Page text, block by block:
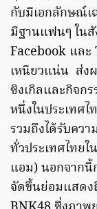
กับมีเอกลักษณ์เ
มีฐานแฟนๆ ใน
Facebook แล
เหนียวแน่น ส่ง
ซิงเกิลและกิจก
หนึ่งในประเทศ
รวมถึงได้รับคว
ทั่วประเทศไทย
แอม) นอกจากนี้
จัดขึ้นย่อมแสดง